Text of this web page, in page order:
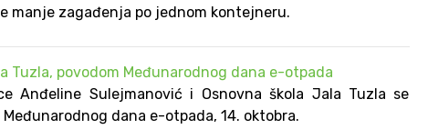
manje zagađenja po jednom kontejneru.
Tuzla, povodom Međunarodnog dana e-otpada
Anđeline Sulejmanović i Osnovna škola Jala Tuzla se
dana e-otpada, 14. oktobra.